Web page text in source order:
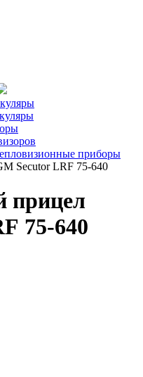
приборы
Secutor LRF 75-640
прицел
75-640